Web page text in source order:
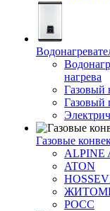
нагрева
Газовый
Газовый
Газовые
ALPINE
ATON
РОСС